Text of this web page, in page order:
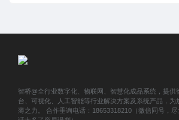
智桥@全行业数字化、物联网、智慧化成品系统，提供
台、可视化、人工智能等行业解决方案及系统产品，为
薄之力。 合作垂询电话：18653318210（微信同号，